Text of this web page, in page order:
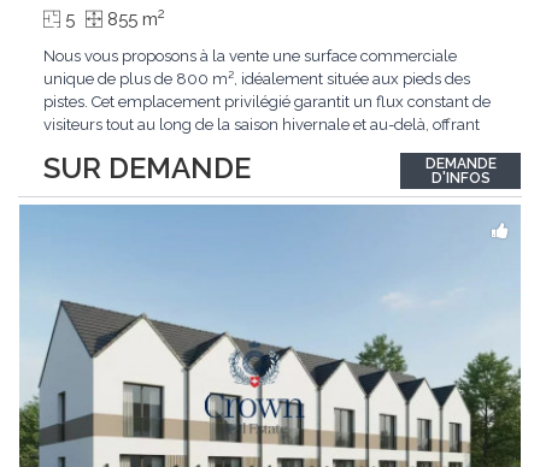
SUR DEMANDE
5 855 m2
Nous vous proposons à la vente une surface commerciale
unique de plus de 800 m², idéalement située aux pieds des
pistes. Cet emplacement privilégié garantit un flux constant de
visiteurs tout au long de la saison hivernale et au-delà, offrant
Principales : Surface totale : plus de 800 m² modulables,
adaptée à de multiples configurations...
DEMANDE
D'INFOS